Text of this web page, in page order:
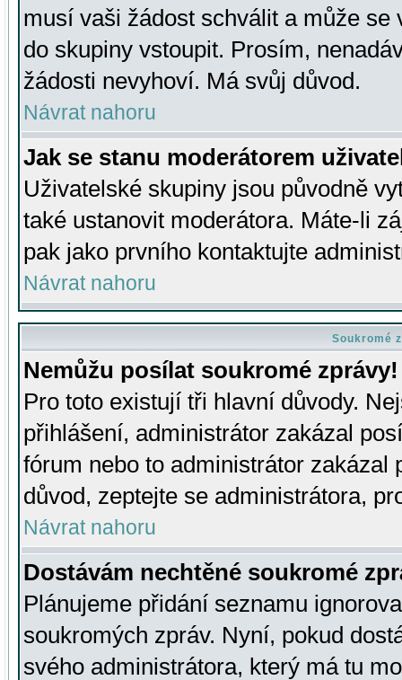
musí vaši žádost schválit a může se
do skupiny vstoupit. Prosím,
žádosti nevyhoví. Má svůj důvod.
Návrat nahoru
Jak se stanu moderátorem
Uživatelské skupiny jsou původně
také ustanovit moderátora. Máte-li
pak jako prvního kontaktujte
Návrat nahoru
Soukromé
Nemůžu posílat soukromé zprávy!
Pro toto existují tři hlavní důvody.
přihlášení, administrátor zakázal
fórum nebo to administrátor zakázal
důvod, zeptejte se administrátora,
Návrat nahoru
Dostávám nechtěné soukromé
Plánujeme přidání seznamu
soukromých zpráv. Nyní, pokud
svého administrátora, který má tu